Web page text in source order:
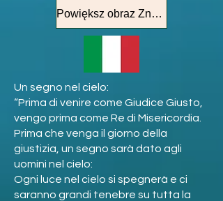
Powiększ obraz Znak na Niebie
Un segno nel cielo:
“Prima di venire come Giudice Giusto,
vengo prima come Re di Misericordia.
Prima che venga il giorno della
giustizia, un segno sarà dato agli
uomini nel cielo:
Ogni luce nel cielo si spegnerà e ci
saranno grandi tenebre su tutta la